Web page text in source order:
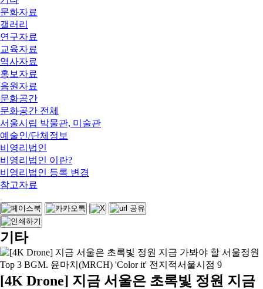
문화자료
갤러리
연구자료
교육자료
역사자료
홍보자료
음원자료
문화공간
문화공간 전체
서울시립 박물관, 미술관
예술인/단체정보
비영리법인
비영리법인 이란?
비영리법인 등록 변경
참고자료
기타
[4K Drone] 지금 서울은 초록빛 정원 지금